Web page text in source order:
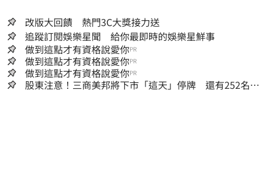
改版大回饋 熱門3C大獎接力送
追蹤訂閱娛樂星聞 給你最即時的娛樂星鮮事
做到這點才有資格說愛你PR
做到這點才有資格說愛你PR
做到這點才有資格說愛你PR
股東注意！三商美邦將下市「這天」停牌 還有252名千